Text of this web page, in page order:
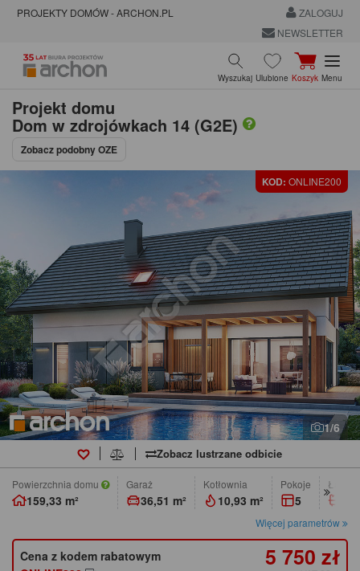
PROJEKTY DOMÓW - ARCHON.PL
ZALOGUJ
NEWSLETTER
Wyszukaj Ulubione Koszyk Menu
Projekt domu
Dom w zdrojówkach 14 (G2E)
Zobacz podobny OZE
KOD: ONLINE200
1/6
Zobacz lustrzane odbicie
Powierzchnia domu
159,33 m²
Garaż
36,51 m²
Kotłownia
10,93 m²
pokoje
5
Więcej parametrów
Cena z kodem rabatowym
5 750 zł